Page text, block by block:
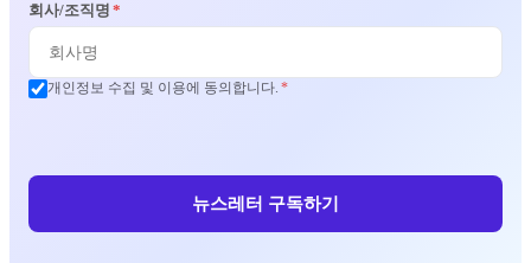
회사/조직명 *
개인정보 수집 및 이용에 동의합니다. *
뉴스레터 구독하기